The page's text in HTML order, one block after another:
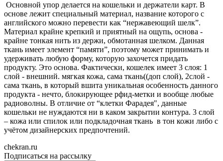
Основной упор делается на кошельки и держатели карт. В
основе лежит специальный материал, название которого с
английского можно перевести как “нержавеющий шелк”.
Материал крайне крепкий и приятный на ощупь, основа -
крайне тонкая нить из держи, обмотанная шелком. Данная
ткань имеет элемент “памяти”, поэтому может принимать и
удерживать любую форму, которую захочется придать
продукту. Это основа. Фактически, кошелек имеет 3 слоя: 1
слой - внешний. мягкая кожа, сама ткань((доп слой), 2слой -
сама ткань, в который вшита уникальная особенность данного
продукта - нечто, блокирующее рфид-метки и вообще любые
радиоволны. В отличие от “клетки Фарадея", данные
кошельки не нуждаются ни в каком закрытии контура. 3 слой
– кожа или спилок или подкладочная ткань в тон кожи либо с
учётом дизайнерских предпочтений.
chekran.ru
Подписаться на рассылку